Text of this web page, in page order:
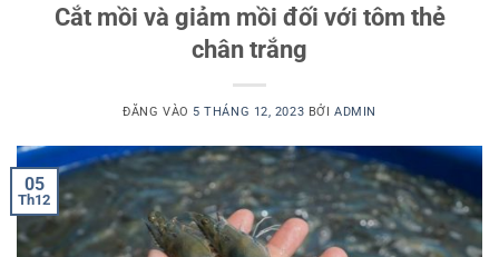
Cắt mồi và giảm mồi đối với tôm thẻ
chân trắng
ĐĂNG VÀO 5 THÁNG 12, 2023 BỞI ADMIN
05
Th12